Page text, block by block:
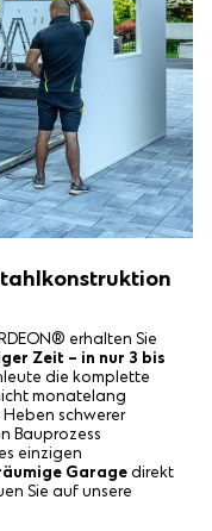
erhalten Sie
Zeit – in nur 3 bis
die komplette
monatelang
schwerer
Bauprozess
einzigen
Garagedirekt
Sie auf unsere